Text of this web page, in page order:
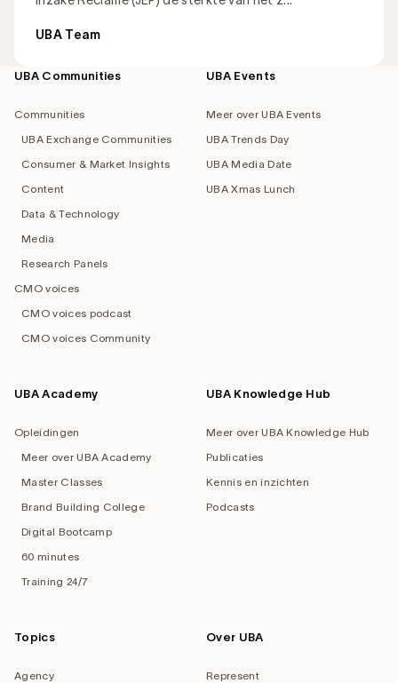
UBA Team
Footer
UBA Communities
Communities
UBA Exchange Communities
Consumer & Market Insights
Content
Data & Technology
Media
Research Panels
CMO voices
CMO voices podcast
CMO voices Community
UBA Events
Meer over UBA Events
UBA Trends Day
UBA Media Date
UBA Xmas Lunch
UBA Academy
Opleidingen
Meer over UBA Academy
Master Classes
Brand Building College
Digital Bootcamp
60 minutes
Training 24/7
UBA Knowledge Hub
Meer over UBA Knowledge Hub
Publicaties
Kennis en inzichten
Podcasts
Topics
Agency
Over UBA
Represent